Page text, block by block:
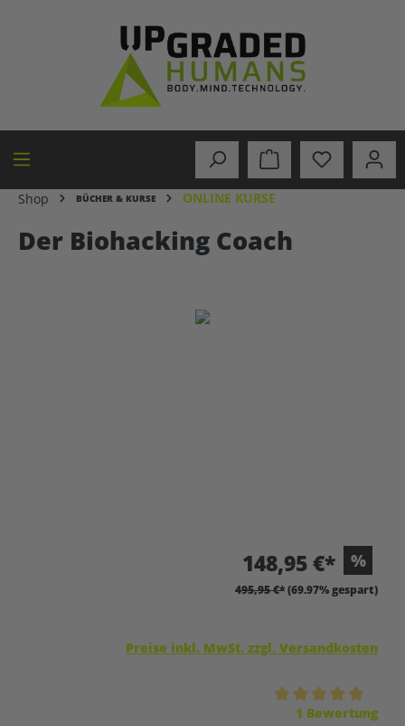
Shop BÜCHER & KURSE ONLINE KURSE
Der Biohacking Coach
148,95 €* %
495,95 €*(69.97% gespart)
Preise inkl. MwSt. zzgl. Versandkosten
Durchschnittliche Bewertung von 5 von 5 Sternen
1 Bewertung